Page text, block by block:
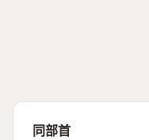
同部首